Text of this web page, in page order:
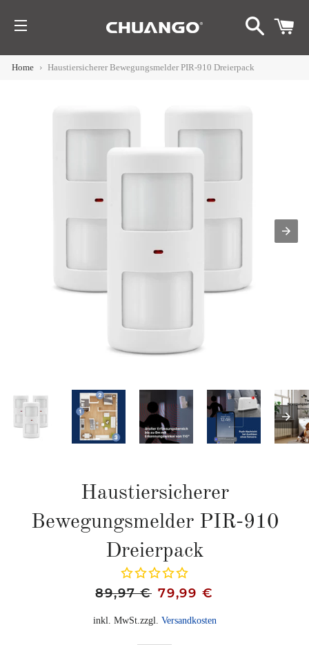
SUCHE
Home › Haustiersicherer Bewegungsmelder PIR-910 Dreierpack
Haustiersicherer
Bewegungsmelder PIR-910
Dreierpack
Normaler
Sonderpreis
89,97 € 79,99 €
inkl. MwSt.zzgl. Versandkosten